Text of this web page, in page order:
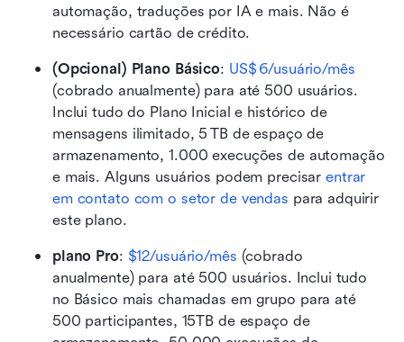
automação, traduções por IA e mais. Não é
necessário cartão de crédito.
(Opcional) Plano Básico: US$ 6/usuário/mês
(cobrado anualmente) para até 500 usuários.
Inclui tudo do Plano Inicial e histórico de
mensagens ilimitado, 5 TB de espaço de
armazenamento, 1.000 execuções de automação
e mais. Alguns usuários podem precisar entrar
em contato com o setor de vendas para adquirir
este plano.
plano Pro: $12/usuário/mês (cobrado
anualmente) para até 500 usuários. Inclui tudo
no Básico mais chamadas em grupo para até
500 participantes, 15TB de espaço de